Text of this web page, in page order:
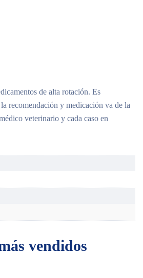
de alta rotación. Es
recomendación y medicación va de la
veterinario y cada caso en
vendidos